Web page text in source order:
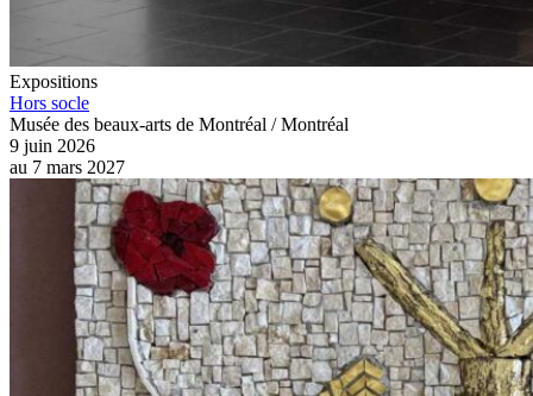
Expositions
Hors socle
Musée des beaux-arts de Montréal / Montréal
9 juin 2026
au 7 mars 2027